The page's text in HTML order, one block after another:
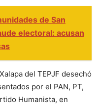
de San
electoral: acusan
del TEPJF desechó
por el PAN, PT,
Humanista, en